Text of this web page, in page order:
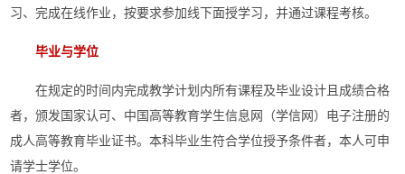
习、完成在线作业，按要求参加线下面授学习，并通过课程考核。
毕业与学位
在规定的时间内完成教学计划内所有课程及毕业设计且成绩合格
者，颁发国家认可、中国高等教育学生信息网（学信网）电子注册的
成人高等教育毕业证书。本科毕业生符合学位授予条件者，本人可申
请学士学位。